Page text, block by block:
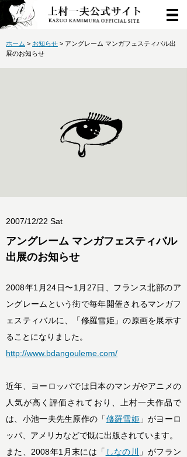
ホーム > お知らせ > アングレーム マンガフェスティバル出
展のお知らせ
2007/12/22 Sat
アングレーム マンガフェスティバル
出展のお知らせ
2008年1月24日〜1月27日、フランス北部のア
ングレームという街で毎年開催されるマンガフ
ェスティバルに、「修羅雪姫」の原画を展示す
ることになりました。
http://www.bdangouleme.com/
近年、ヨーロッパでは日本のマンガやアニメの
人気が高く評価されており、上村一夫作品で
は、小池一夫先生原作の「修羅雪姫」がヨーロ
ッパ、アメリカなどで既に出版されています。
また、2008年1月末には「 しなの川
」がフラン